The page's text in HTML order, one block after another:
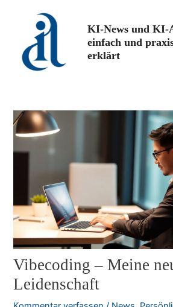
springen
KI-News und KI-
einfach und
erklärt
Vibecoding – Meine
Leidenschaft